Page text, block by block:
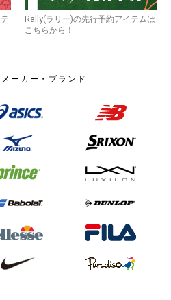
Rally(ラリー)の先行予約アイテムは
こちらから！
ーカー・ブランド